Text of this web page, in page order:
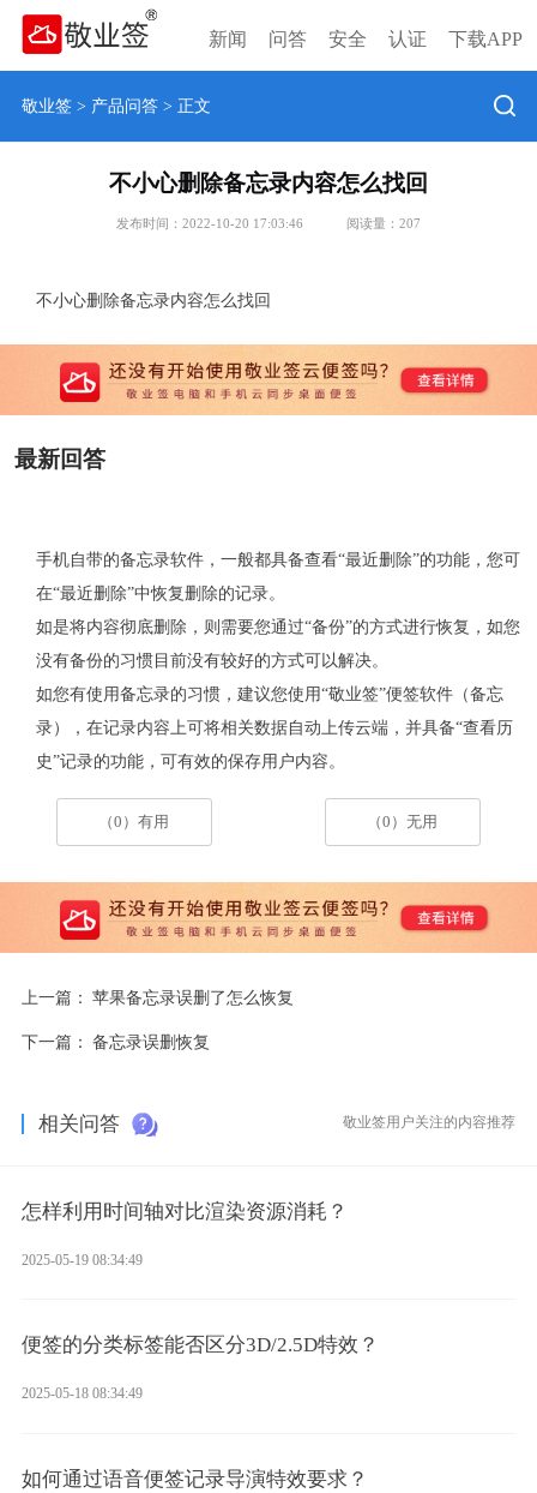
新闻 问答 安全 认证 下载APP
敬业签> 产品问答> 正文
不小心删除备忘录内容怎么找回
发布时间：2022-10-20 17:03:46 阅读量： 207
不小心删除备忘录内容怎么找回
最新回答
手机自带的备忘录软件，一般都具备查看“最近删除”的功能，您可
在“最近删除”中恢复删除的记录。
如是将内容彻底删除，则需要您通过“备份”的方式进行恢复，如您
没有备份的习惯目前没有较好的方式可以解决。
如您有使用备忘录的习惯，建议您使用“敬业签”便签软件（备忘
录），在记录内容上可将相关数据自动上传云端，并具备“查看历
史”记录的功能，可有效的保存用户内容。
（0）有用 （0）无用
上一篇： 苹果备忘录误删了怎么恢复
下一篇： 备忘录误删恢复
相关问答 敬业签用户关注的内容推荐
怎样利用时间轴对比渲染资源消耗？
2025-05-19 08:34:49
便签的分类标签能否区分3D/2.5D特效？
2025-05-18 08:34:49
如何通过语音便签记录导演特效要求？